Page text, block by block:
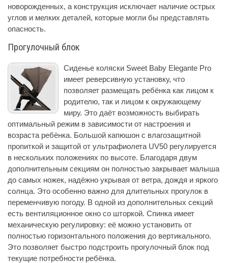
новорожденных, а конструкция исключает наличие острых
углов и мелких деталей, которые могли бы представлять
опасность.
Прогулочный блок
Сиденье коляски Sweet Baby Elegante Pro
имеет реверсивную установку, что
позволяет размещать ребёнка как лицом к
родителю, так и лицом к окружающему
миру. Это даёт возможность выбирать
оптимальный режим в зависимости от настроения и
возраста ребёнка. Большой капюшон с влагозащитной
пропиткой и защитой от ультрафиолета UV50 регулируется
в нескольких положениях по высоте. Благодаря двум
дополнительным секциям он полностью закрывает малыша
до самых ножек, надёжно укрывая от ветра, дождя и яркого
солнца. Это особенно важно для длительных прогулок в
переменчивую погоду. В одной из дополнительных секций
есть вентиляционное окно со шторкой. Спинка имеет
механическую регулировку: её можно установить от
полностью горизонтального положения до вертикального.
Это позволяет быстро подстроить прогулочный блок под
текущие потребности ребёнка.